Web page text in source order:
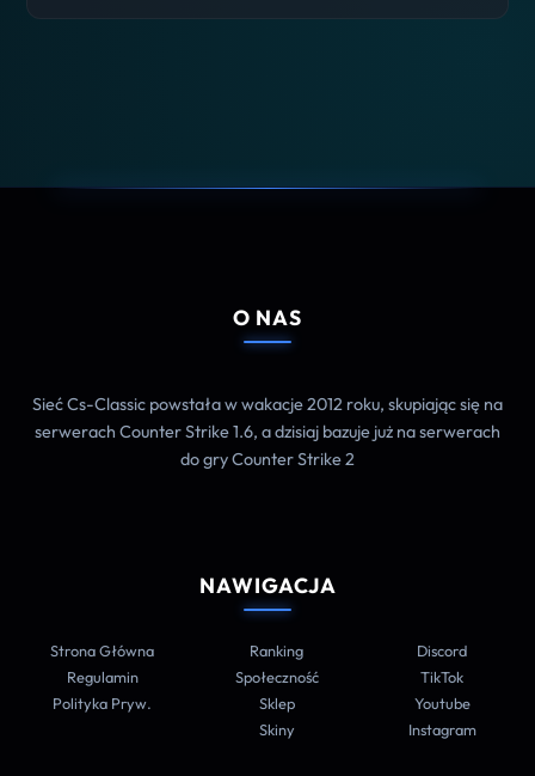
O NAS
Sieć Cs-Classic powstała w wakacje 2012 roku, skupiając się na
serwerach Counter Strike 1.6, a dzisiaj bazuje już na serwerach
do gry Counter Strike 2
NAWIGACJA
Strona Główna
Regulamin
Polityka Pryw.
Ranking
Społeczność
Sklep
Skiny
Discord
TikTok
Youtube
Instagram